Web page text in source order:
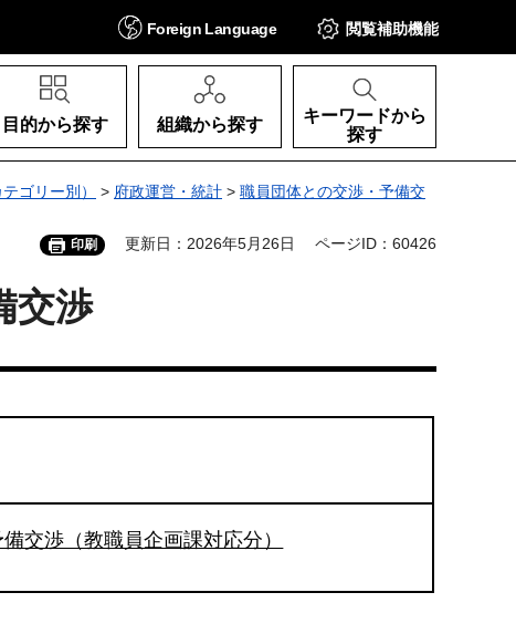
Foreign Language 閲覧補助機能
目的から探す 組織から探す
キーワードから
探す
ゴリー別） > 府政運営・統計 > 職員団体との交渉・予備交
印刷 更新日：2026年5月26日 ページID：60426
交渉
交渉（教職員企画課対応分）